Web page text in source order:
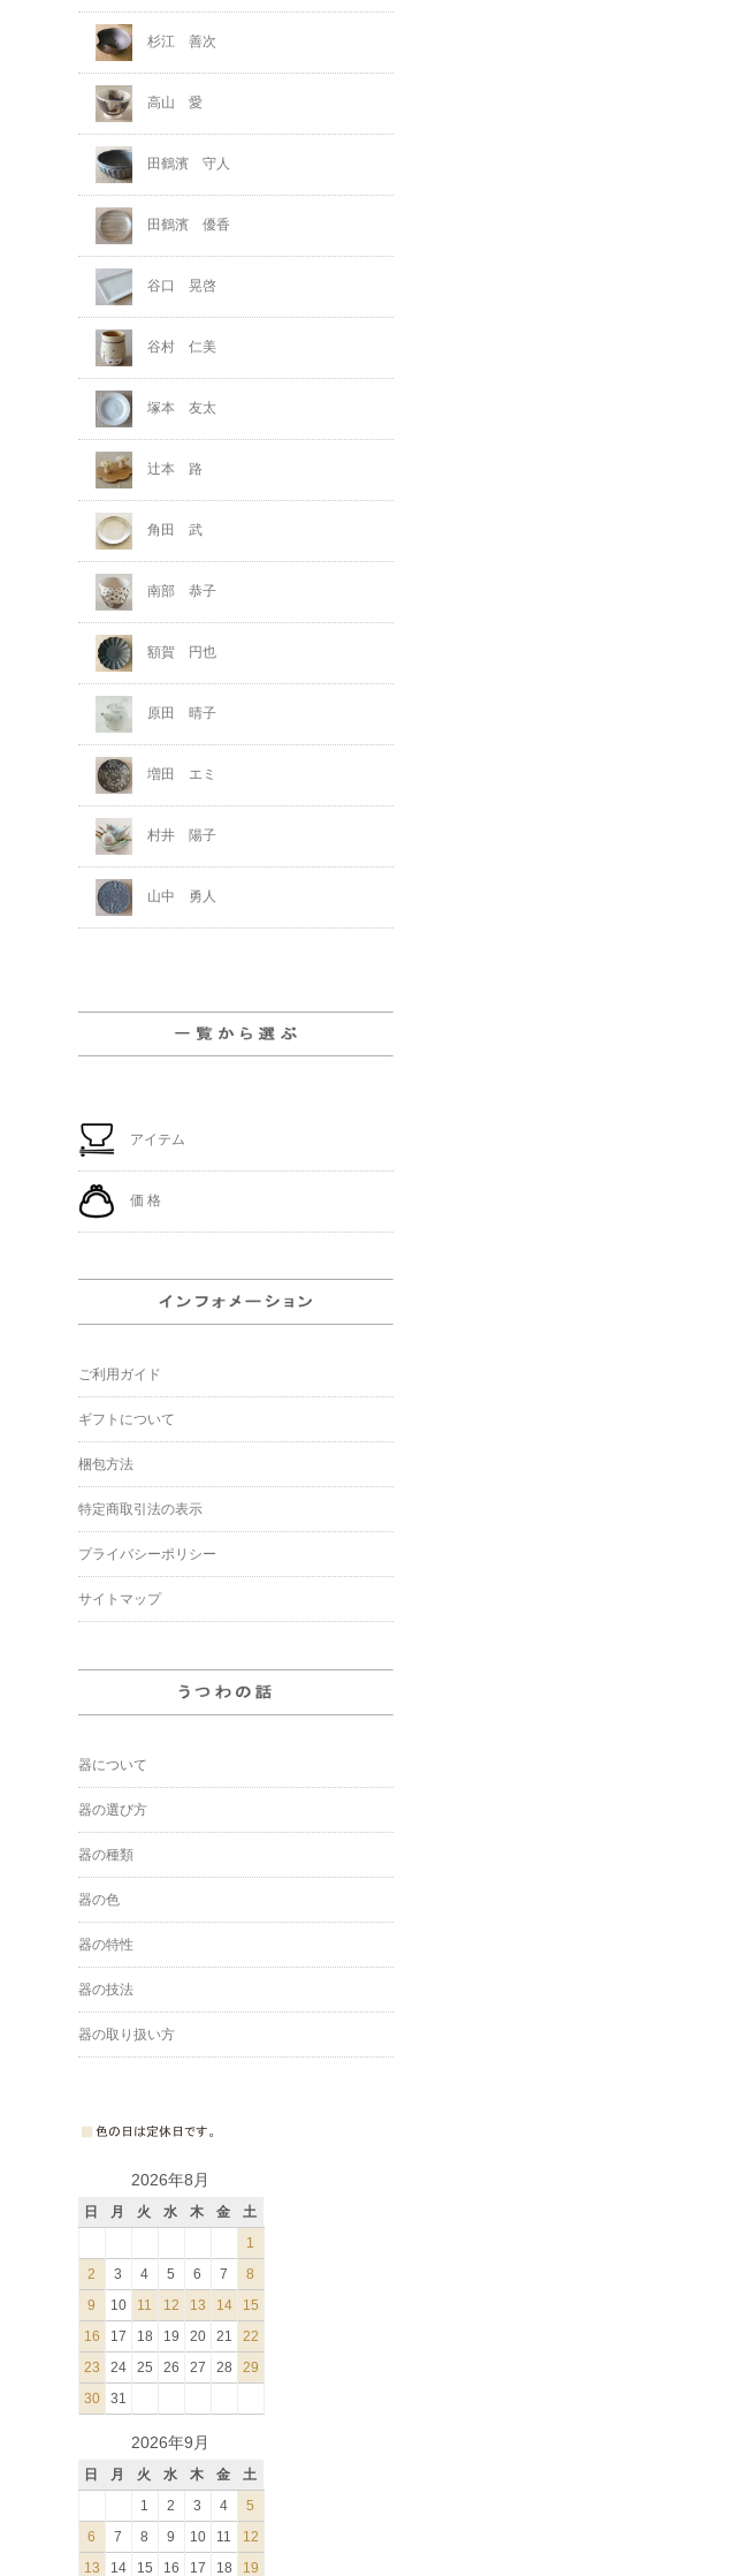
杉江 善次
高山 愛
田鶴濱 守人
田鶴濱 優香
谷口 晃啓
谷村 仁美
塚本 友太
辻本 路
角田 武
南部 恭子
額賀 円也
原田 晴子
増田 エミ
村井 陽子
山中 勇人
アイテム
価 格
ご利用ガイド
ギフトについて
梱包方法
特定商取引法の表示
プライバシーポリシー
サイトマップ
器について
器の選び方
器の種類
器の色
器の特性
器の技法
器の取り扱い方
2026年8月
日 月 火 水 木 金
土
1
2
3 4 5 6 7
8
9
10 11 12 13 14
15
16
17 18 19 20 21
22
23
24 25 26 27 28
29
30
31
2026年9月
日 月 火 水 木 金
土
1
2 3 4
5
6
7 8 9 10 11
12
13
14 15 16 17 18 19